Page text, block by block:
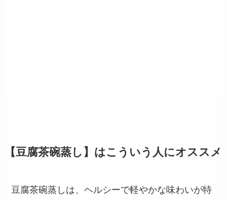
【豆腐茶碗蒸し】はこういう人にオススメ
豆腐茶碗蒸しは、ヘルシーで軽やかな味わいが特